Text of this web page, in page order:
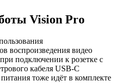
Vision Pro
воспроизведения видео
подключении к розетке с
кабеля USB-C
тоже идёт в комплекте